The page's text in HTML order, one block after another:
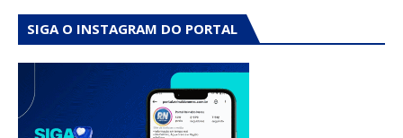
SIGA O INSTAGRAM DO PORTAL